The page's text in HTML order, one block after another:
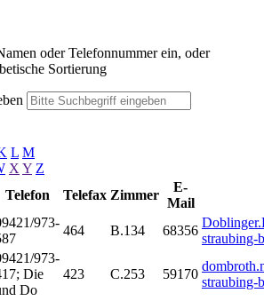
oder Telefonnummer ein, oder
Sortierung
L M
XY Z
Telefon Telefax Zimmer
E-
Mail
973-
464 B.134 68356
straubing-
973-
Die
Do
423 C.253 59170
straubing-